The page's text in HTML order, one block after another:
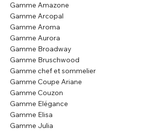
Gamme Amazone
Gamme Arcopal
Gamme Aroma
Gamme Aurora
Gamme Broadway
Gamme Bruschwood
Gamme chef et sommelier
Gamme Coupe Ariane
Gamme Couzon
Gamme Elégance
Gamme Elisa
Gamme Julia